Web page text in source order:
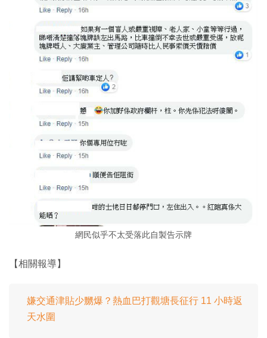
網民似乎不太受落此自製告示牌
【相關報導】
嫌交通津貼少嬲爆？熱血巴打觀塘長征行 11 小時返
天水圍